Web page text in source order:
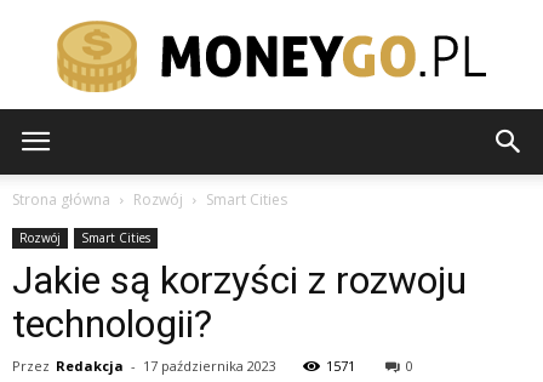
Strona główna Rozwój Smart Cities
Rozwój Smart Cities
Jakie są korzyści z rozwoju
technologii?
Przez Redakcja - 17 października 2023 1571 0